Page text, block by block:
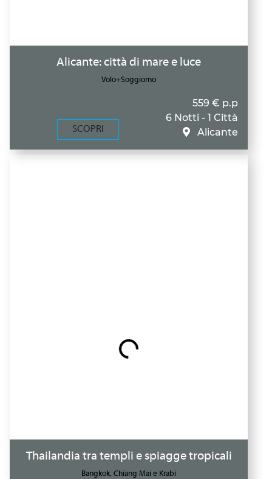
Alicante: città di mare e luce
Volo+Soggiorno
SCOPRI
559 € p.p
6 Notti - 1 Città
Alicante
Thailandia tra templi e spiagge tropicali
Bangkok, Chiang Mai e Krabi